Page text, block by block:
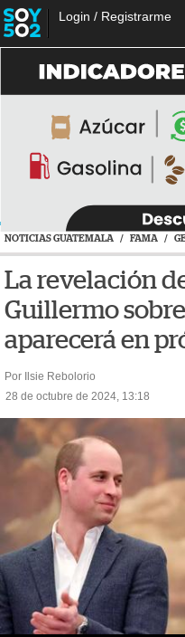
Login / Registrarme
NOTICIAS GUATEMALA / FAMA /
La revelación
Guillermo
aparecerá en
Por Ilsie Rebolorio
28 de octubre de 2024, 13:18